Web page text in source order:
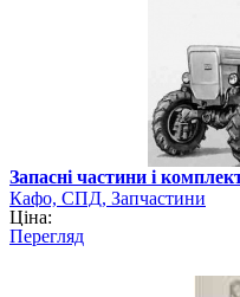
Запасні частини і
Кафо, СПД, Запчастини
Ціна:
Перегляд